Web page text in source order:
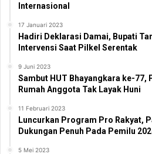
Internasional
17 Januari 2023
Hadiri Deklarasi Damai, Bupati
Intervensi Saat Pilkel Serentak
9 Juni 2023
Sambut HUT Bhayangkara ke-77,
Rumah Anggota Tak Layak Huni
11 Februari 2023
Luncurkan Program Pro Rakyat,
Dukungan Penuh Pada Pemilu
5 Mei 2023